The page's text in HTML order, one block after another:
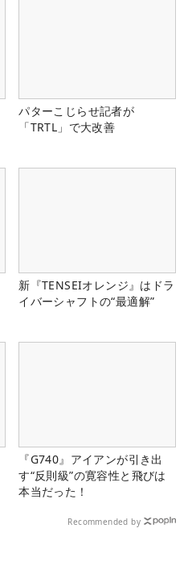
パターこじらせ記者が
「TRTL」で大改善
新『TENSEIオレンジ』はドラ
イバーシャフトの“最適解”
『G740』アイアンが引き出
す“反則級”の寛容性と飛びは
本当だった！
Recommended by